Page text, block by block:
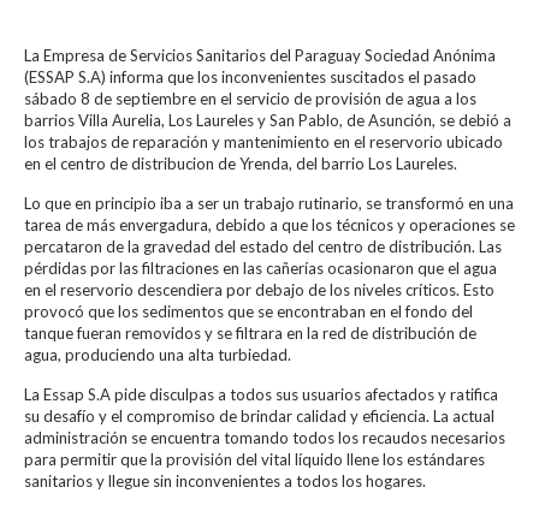
La Empresa de Servicios Sanitarios del Paraguay Sociedad Anónima
(ESSAP S.A) informa que los inconvenientes suscitados el pasado
sábado 8 de septiembre en el servicio de provisión de agua a los
barrios Villa Aurelia, Los Laureles y San Pablo, de Asunción, se debió a
los trabajos de reparación y mantenimiento en el reservorio ubicado
en el centro de distribucion de Yrenda, del barrio Los Laureles.
Lo que en principio iba a ser un trabajo rutinario, se transformó en una
tarea de más envergadura, debido a que los técnicos y operaciones se
percataron de la gravedad del estado del centro de distribución. Las
pérdidas por las filtraciones en las cañerías ocasionaron que el agua
en el reservorio descendiera por debajo de los niveles críticos. Esto
provocó que los sedimentos que se encontraban en el fondo del
tanque fueran removidos y se filtrara en la red de distribución de
agua, produciendo una alta turbiedad.
La Essap S.A pide disculpas a todos sus usuarios afectados y ratifica
su desafío y el compromiso de brindar calidad y eficiencia. La actual
administración se encuentra tomando todos los recaudos necesarios
para permitir que la provisión del vital líquido llene los estándares
sanitarios y llegue sin inconvenientes a todos los hogares.